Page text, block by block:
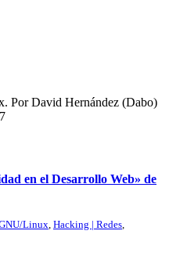
Por David Hernández (Dabo)
en el Desarrollo Web» de
Linux Hacking | Redes